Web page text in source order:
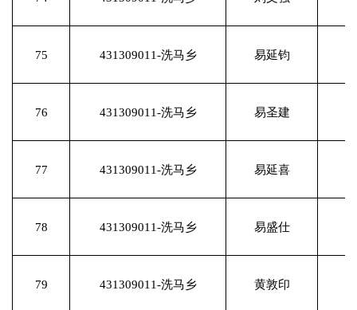
75 431309011-洗马乡 易延钧
76 431309011-洗马乡 易圣建
77 431309011-洗马乡 易延喜
78 431309011-洗马乡 易盛仕
79 431309011-洗马乡 黄敦印